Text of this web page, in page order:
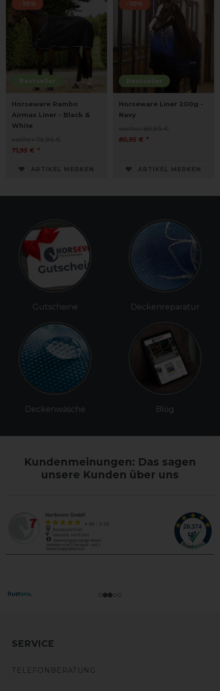
Bestseller
-10%
Horseware Rambo
Airmax Liner - Black &
White
vorher 79,95 €
71,95 € *
ARTIKEL MERKEN
Bestseller
-10%
Horseware Liner 200g -
Navy
vorher 89,95 €
80,95 € *
ARTIKEL MERKEN
Gutscheine
Deckenwäsche
Deckenreparatur
Blog
Kundenmeinungen: Das sagen
unsere Kunden über uns
SERVICE
TELEFONBERATUNG